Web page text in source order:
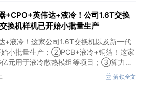
+CPO+英伟达+液冷！公司1.6T交换
换机样机已开始小批量生产
液冷！这家公司1.6T交换机以及新一代
始小批量生产；②PCB+液冷+铜箔！这家
元用于液冷散热模组等项目；③算力
署超46亿元算力服务合同。
解锁全文